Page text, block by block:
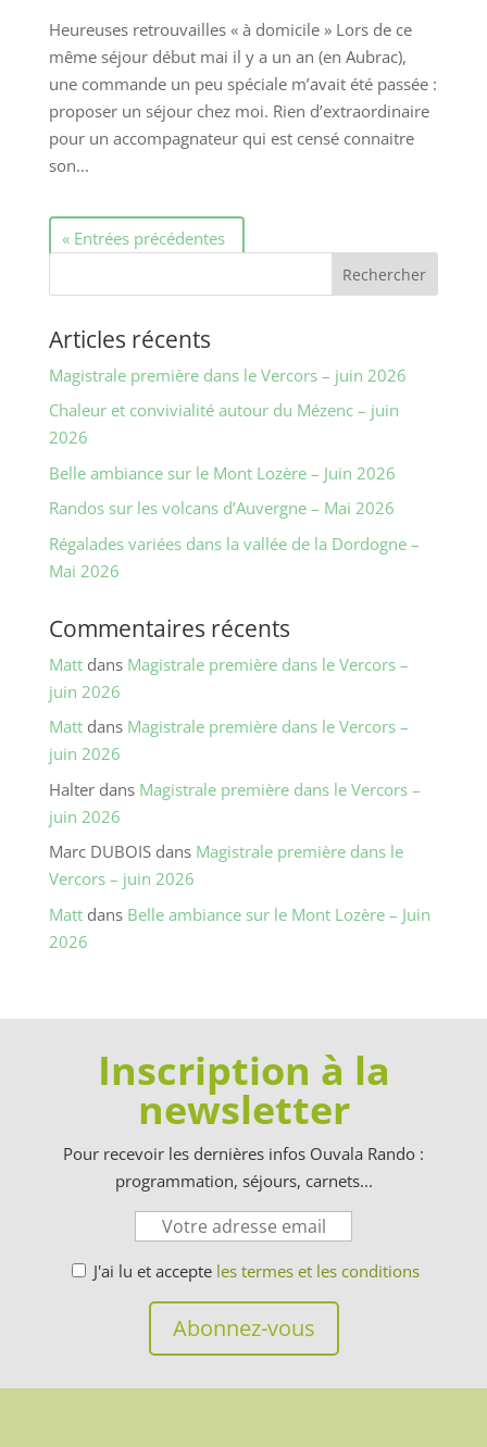
Heureuses retrouvailles « à domicile » Lors de ce
même séjour début mai il y a un an (en Aubrac),
une commande un peu spéciale m’avait été passée :
proposer un séjour chez moi. Rien d’extraordinaire
pour un accompagnateur qui est censé connaitre
son...
« Entrées précédentes
Articles récents
Magistrale première dans le Vercors – juin 2026
Chaleur et convivialité autour du Mézenc – juin
2026
Belle ambiance sur le Mont Lozère – Juin 2026
Randos sur les volcans d’Auvergne – Mai 2026
Régalades variées dans la vallée de la Dordogne –
Mai 2026
Commentaires récents
Mattdans Magistrale première dans le Vercors –
juin 2026
Mattdans Magistrale première dans le Vercors –
juin 2026
Halterdans Magistrale première dans le Vercors –
juin 2026
Marc DUBOISdans Magistrale première dans le
Vercors – juin 2026
Mattdans Belle ambiance sur le Mont Lozère – Juin
2026
Inscription à la
newsletter
Pour recevoir les dernières infos Ouvala Rando :
programmation, séjours, carnets...
J'ai lu et accepte les termes et les conditions